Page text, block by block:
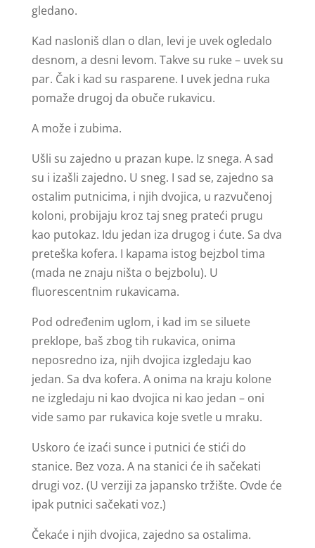
gledano.
Kad nasloniš dlan o dlan, levi je uvek ogledalo
desnom, a desni levom. Takve su ruke – uvek su
par. Čak i kad su rasparene. I uvek jedna ruka
pomaže drugoj da obuče rukavicu.
A može i zubima.
Ušli su zajedno u prazan kupe. Iz snega. A sad
su i izašli zajedno. U sneg. I sad se, zajedno sa
ostalim putnicima, i njih dvojica, u razvučenoj
koloni, probijaju kroz taj sneg prateći prugu
kao putokaz. Idu jedan iza drugog i ćute. Sa dva
preteška kofera. I kapama istog bejzbol tima
(mada ne znaju ništa o bejzbolu). U
fluorescentnim rukavicama.
Pod određenim uglom, i kad im se siluete
preklope, baš zbog tih rukavica, onima
neposredno iza, njih dvojica izgledaju kao
jedan. Sa dva kofera. A onima na kraju kolone
ne izgledaju ni kao dvojica ni kao jedan – oni
vide samo par rukavica koje svetle u mraku.
Uskoro će izaći sunce i putnici će stići do
stanice. Bez voza. A na stanici će ih sačekati
drugi voz. (U verziji za japansko tržište. Ovde će
ipak putnici sačekati voz.)
Čekaće i njih dvojica, zajedno sa ostalima.